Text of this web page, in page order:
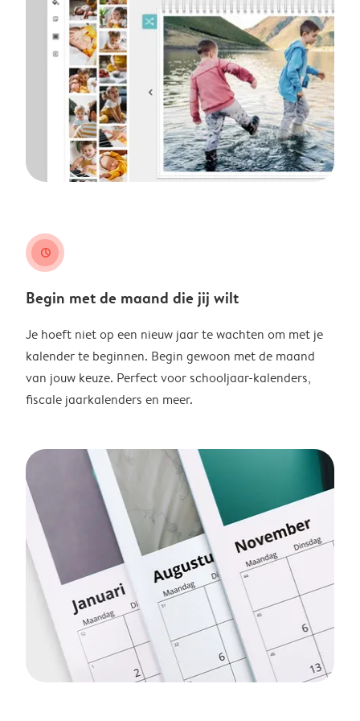
clock
Begin met de maand die jij wilt
Je hoeft niet op een nieuw jaar te wachten om met je
kalender te beginnen. Begin gewoon met de maand
van jouw keuze. Perfect voor schooljaar-kalenders,
fiscale jaarkalenders en meer.